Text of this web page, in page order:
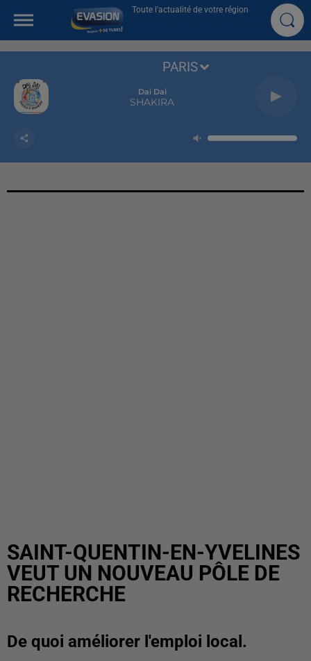
Toute l'actualité de votre région
Dai Dai
SHAKIRA
PARIS
SAINT-QUENTIN-EN-YVELINES
VEUT UN NOUVEAU PÔLE DE
RECHERCHE
De quoi améliorer l'emploi local.